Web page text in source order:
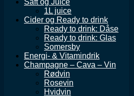
Saft og Juice
1L juice
Cider og Ready to drink
Ready to drink: Dåse
Ready to drink: Glas
Somersby
Energi- & Vitamindrik
Champagne – Cava – Vin
Rødvin
Rosevin
Hvidvin